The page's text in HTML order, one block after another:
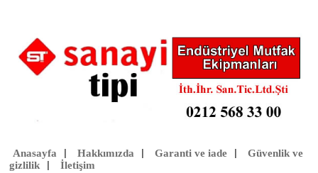
Anasayfa Hakkımızda Garanti ve iade
Güvenlik ve
gizlilik| İletişim